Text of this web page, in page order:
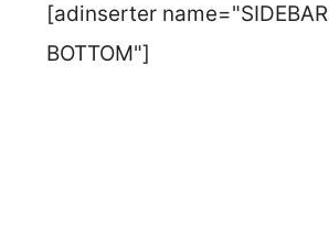
[adinserter name="SIDEBAR
BOTTOM"]